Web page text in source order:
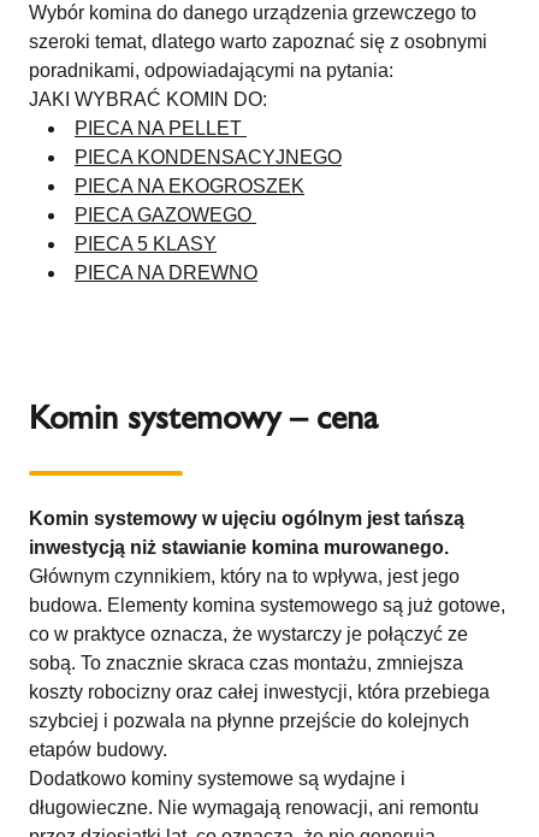
Wybór komina do danego urządzenia grzewczego to
szeroki temat, dlatego warto zapoznać się z osobnymi
poradnikami, odpowiadającymi na pytania:
JAKI WYBRAĆ KOMIN DO:
PIECA NA PELLET
PIECA KONDENSACYJNEGO
PIECA NA EKOGROSZEK
PIECA GAZOWEGO
PIECA 5 KLASY
PIECA NA DREWNO
Komin systemowy – cena
Komin systemowy w ujęciu ogólnym jest tańszą
inwestycją niż stawianie komina murowanego.
Głównym czynnikiem, który na to wpływa, jest jego
budowa. Elementy komina systemowego są już gotowe,
co w praktyce oznacza, że wystarczy je połączyć ze
sobą. To znacznie skraca czas montażu, zmniejsza
koszty robocizny oraz całej inwestycji, która przebiega
szybciej i pozwala na płynne przejście do kolejnych
etapów budowy.
Dodatkowo kominy systemowe są wydajne i
długowieczne. Nie wymagają renowacji, ani remontu